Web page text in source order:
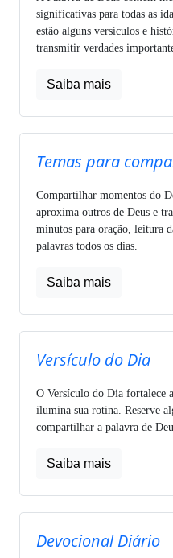
significativas para todas as
estão alguns versículos e
transmitir verdades
Saiba mais
Temas para
Compartilhar momentos do
aproxima outros de Deus e
minutos para oração, leitura
palavras todos os dias.
Saiba mais
Versículo do Dia
O Versículo do Dia fortalece
ilumina sua rotina. Reserve
compartilhar a palavra de
Saiba mais
Devocional Diário